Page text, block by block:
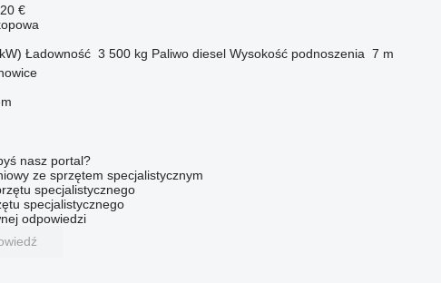
€
Ładowność 3 500 kg Paliwo diesel Wysokość podnoszenia 7 m
nasz portal?
ze sprzętem specjalistycznym
specjalistycznego
specjalistycznego
odpowiedzi